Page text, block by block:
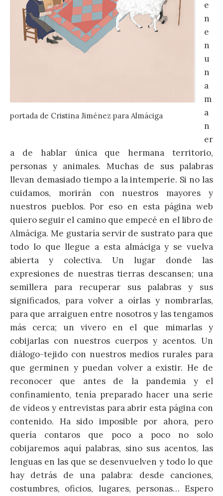
portada de Cristina Jiménez para Almáciga
e
n
e
n
u
n
a
m
a
n
er
a de hablar única que hermana territorio,
personas y animales. Muchas de sus palabras
llevan demasiado tiempo a la intemperie. Si no las
cuidamos, morirán con nuestros mayores y
nuestros pueblos. Por eso en esta página web
quiero seguir el camino que empecé en el libro de
Almáciga. Me gustaría servir de sustrato para que
todo lo que llegue a esta almáciga y se vuelva
abierta y colectiva. Un lugar donde las
expresiones de nuestras tierras descansen; una
semillera para recuperar sus palabras y sus
significados, para volver a oírlas y nombrarlas,
para que arraiguen entre nosotros y las tengamos
más cerca; un vivero en el que mimarlas y
cobijarlas con nuestros cuerpos y acentos. Un
diálogo-tejido con nuestros medios rurales para
que germinen y puedan volver a existir. He de
reconocer que antes de la pandemia y el
confinamiento, tenía preparado hacer una serie
de vídeos y entrevistas para abrir esta página con
contenido. Ha sido imposible por ahora, pero
quería contaros que poco a poco no solo
cobijaremos aquí palabras, sino sus acentos, las
lenguas en las que se desenvuelven y todo lo que
hay detrás de una palabra: desde canciones,
costumbres, oficios, lugares, personas… Espero